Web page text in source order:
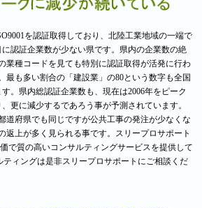
を認証取得しており、北陸工業地域の一端で
認証企業数が少ない県です。県内の企業数の絶
業種コードを見ても特別に認証取得が活発に行わ
最も多い割合の「建設業」の80という数字も全国
。県内総認証企業数も、現在は2006年をピーク
更に減少するであろう事が予測されています。
道府県でも同じですが公共工事の発注が少なくな
返上が多く見られる事です。スリープロサポート
で質の高いコンサルティングサービスを提供して
ティングは是非スリープロサポートにご相談くだ